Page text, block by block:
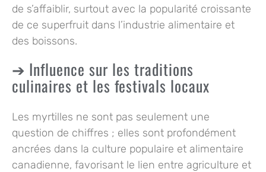
de s’affaiblir, surtout avec la popularité croissante
de ce superfruit dans l’industrie alimentaire et
des boissons.
Influence sur les traditions
culinaires et les festivals locaux
Les myrtilles ne sont pas seulement une
question de chiffres ; elles sont profondément
ancrées dans la culture populaire et alimentaire
canadienne, favorisant le lien entre agriculture et